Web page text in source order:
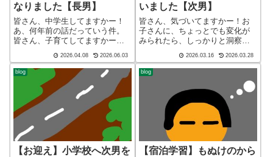
なりました【長男】
皆さん、中学生してますかー！
あ、何年前の話だっていう件。
皆さん、子育てしてますかー！
の運営をしているざぶ
(@meitou_zabuton)です。わたし
は40代でひとり親（シンパパ）
になり、手探り状態のほぼワン
オペ...
2026.04.08 2026.06.03
いました【次男】
皆さん、気づいてますかー！お
子さんに、ちょっとでも変化が
みられたら、しっかりと洞察し
ますかー！こんばんわ、迷答座
布団ブログの運営をしているざ
ぶ(@meitou_zabuton)です。わた
しは40代でひとり親（シン...
2026.03.16 2026.03.28
blog
【お迎え】小学校へ次男を
blog
【宿泊学習】もぬけのから